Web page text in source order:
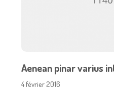
Aenean pinar varius
4 février 2016